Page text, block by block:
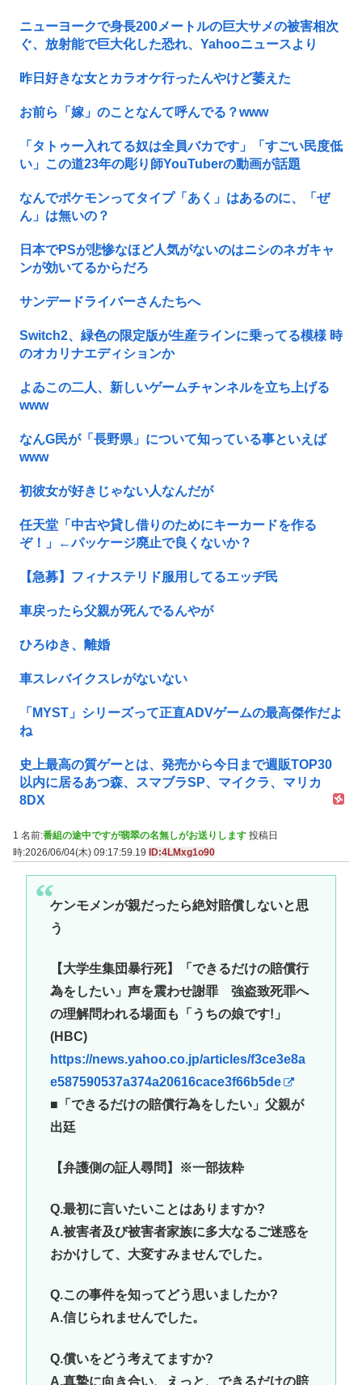
ニューヨークで身長200メートルの巨大サメの被害相次
ぐ、放射能で巨大化した恐れ、Yahooニュースより
昨日好きな女とカラオケ行ったんやけど萎えた
お前ら「嫁」のことなんて呼んでる？www
「タトゥー入れてる奴は全員バカです」「すごい民度低
い」この道23年の彫り師YouTuberの動画が話題
なんでポケモンってタイプ「あく」はあるのに、「ぜ
ん」は無いの？
日本でPSが悲惨なほど人気がないのはニシのネガキャ
ンが効いてるからだろ
サンデードライバーさんたちへ
Switch2、緑色の限定版が生産ラインに乗ってる模様 時
のオカリナエディションか
よゐこの二人、新しいゲームチャンネルを立ち上げる
www
なんG民が「長野県」について知っている事といえば
www
初彼女が好きじゃない人なんだが
任天堂「中古や貸し借りのためにキーカードを作る
ぞ！」←パッケージ廃止で良くないか？
【急募】フィナステリド服用してるエッヂ民
車戻ったら父親が死んでるんやが
ひろゆき、離婚
車スレバイクスレがないない
「MYST」シリーズって正直ADVゲームの最高傑作だよ
ね
史上最高の質ゲーとは、発売から今日まで週販TOP30
以内に居るあつ森、スマブラSP、マイクラ、マリカ
8DX
1 名前:番組の途中ですが翡翠の名無しがお送りします 投稿日
時:2026/06/04(木) 09:17:59.19
ID:4LMxg1o90
ケンモメンが親だったら絶対賠償しないと思
う
【大学生集団暴行死】「できるだけの賠償行
為をしたい」声を震わせ謝罪 強盗致死罪へ
の理解問われる場面も「うちの娘です!」
(HBC)
https://news.yahoo.co.jp/articles/f3ce3e8a
e587590537a374a20616cace3f66b5de
■「できるだけの賠償行為をしたい」父親が
出廷
【弁護側の証人尋問】※一部抜粋
Q.最初に言いたいことはありますか?
A.被害者及び被害者家族に多大なるご迷惑を
おかけして、大変すみませんでした。
Q.この事件を知ってどう思いましたか?
A.信じられませんでした。
Q.償いをどう考えてますか?
A.真摯に向き合い、えっと、できるだけの賠